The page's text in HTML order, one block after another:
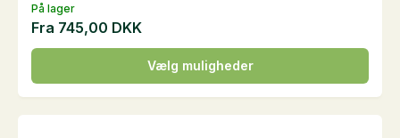
På lager
Fra 745,00 DKK
Vælg muligheder
Dette
vare
har